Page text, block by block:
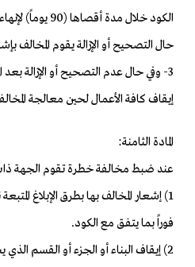
الكود خلال مدة
حال التصحيح أو الإزالة يقوم المخالف
إيقاف كافة الأعمال لحين معالجة
المادة الثامنة:
عند ضبط مخالفة خطرة تقوم الجهة ذات
1) إشعار المخالف بها بطرق الإبلاغ
فوراً بما يتفق مع الكود.
2) إيقاف البناء أو الجزء أو القسم